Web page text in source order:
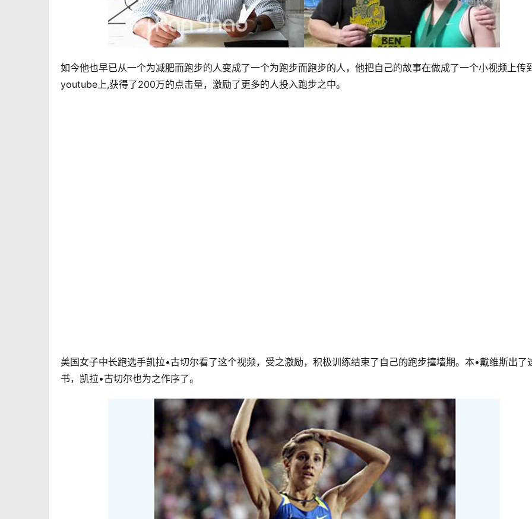
如今他也早已从一个为减肥而跑步的人变成了一个为跑步而跑步的人，他把自己的故事在做成了一个小视频上传
youtube上,获得了200万的点击量，激励了更多的人投入跑步之中。
美国女子中长跑选手凯拉•古切尔看了这个视频，受之激励，积极训练结束了自己的跑步撞墙期。本•戴维斯出了
书，凯拉•古切尔也为之作序了。